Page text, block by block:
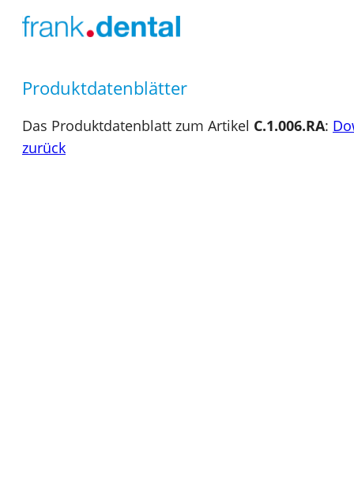
Produktdatenblätter
Das Produktdatenblatt zum Artikel C.1.006.RA:
zurück